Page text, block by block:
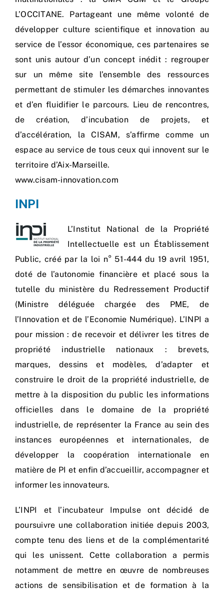
L’OCCITANE. Partageant une même volonté de
développer culture scientifique et innovation au
service de l’essor économique, ces partenaires se
sont unis autour d’un concept inédit : regrouper
sur un même site l’ensemble des ressources
permettant de stimuler les démarches innovantes
et d’en fluidifier le parcours. Lieu de rencontres,
de création, d’incubation de projets, et
d’accélération, la CISAM, s’affirme comme un
espace au service de tous ceux qui innovent sur le
territoire d’Aix-Marseille.
www.cisam-innovation.com
INPI
L’Institut National de la Propriété
Intellectuelle est un Établissement
Public, créé par la loi n° 51-444 du 19 avril 1951,
doté de l’autonomie financière et placé sous la
tutelle du ministère du Redressement Productif
(Ministre déléguée chargée des PME, de
l’Innovation et de l’Economie Numérique). L’INPI a
pour mission : de recevoir et délivrer les titres de
propriété industrielle nationaux : brevets,
marques, dessins et modèles, d’adapter et
construire le droit de la propriété industrielle, de
mettre à la disposition du public les informations
officielles dans le domaine de la propriété
industrielle, de représenter la France au sein des
instances européennes et internationales, de
développer la coopération internationale en
matière de PI et enfin d’accueillir, accompagner et
informer les innovateurs.
L’INPI et l’incubateur Impulse ont décidé de
poursuivre une collaboration initiée depuis 2003,
compte tenu des liens et de la complémentarité
qui les unissent. Cette collaboration a permis
notamment de mettre en œuvre de nombreuses
actions de sensibilisation et de formation à la